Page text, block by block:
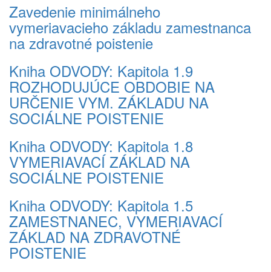
Zavedenie minimálneho
vymeriavacieho základu zamestnanca
na zdravotné poistenie
Kniha ODVODY: Kapitola 1.9
ROZHODUJÚCE OBDOBIE NA
URČENIE VYM. ZÁKLADU NA
SOCIÁLNE POISTENIE
Kniha ODVODY: Kapitola 1.8
VYMERIAVACÍ ZÁKLAD NA
SOCIÁLNE POISTENIE
Kniha ODVODY: Kapitola 1.5
ZAMESTNANEC, VYMERIAVACÍ
ZÁKLAD NA ZDRAVOTNÉ
POISTENIE